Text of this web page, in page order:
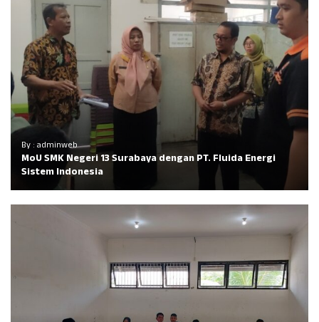
By : adminweb
MoU SMK Negeri 13 Surabaya denganPT. Fluida Energi
Sistem Indonesia